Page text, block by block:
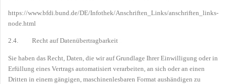
https://www.bfdi.bund.de/DE/Infothek/Anschriften_Links/anschriften_links-
node.html
2.4. Recht auf Datenübertragbarkeit
Sie haben das Recht, Daten, die wir auf Grundlage Ihrer Einwilligung oder in
Erfüllung eines Vertrags automatisiert verarbeiten, an sich oder an einen
Dritten in einem gängigen, maschinenlesbaren Format aushändigen zu